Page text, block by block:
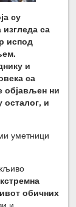
су
изгледа са
испод
и
са
објављен ни
осталог, и
уметници
обичних
и